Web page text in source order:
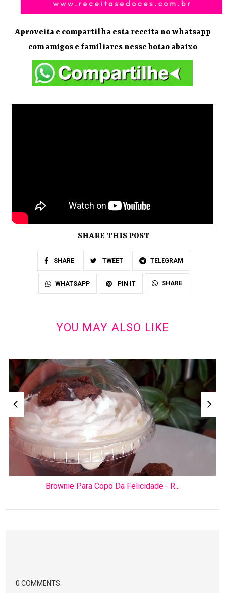
Aproveita e compartilha esta receita no whatsapp
com amigos e familiares nesse botão abaixo
SHARE THIS POST
SHARE TWEET TELEGRAM
WHATSAPP PIN IT SHARE
YOU MAY ALSO LIKE
Brownie Para Copo Da Felicidade - R...
0 COMMENTS: